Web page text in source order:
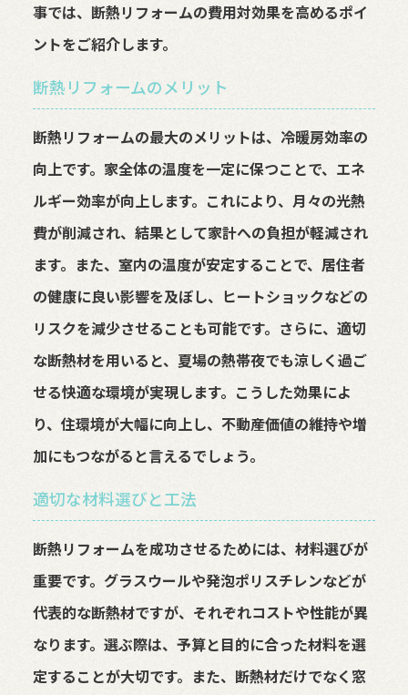
事では、断熱リフォームの費用対効果を高めるポイ
ントをご紹介します。
断熱リフォームのメリット
断熱リフォームの最大のメリットは、冷暖房効率の
向上です。家全体の温度を一定に保つことで、エネ
ルギー効率が向上します。これにより、月々の光熱
費が削減され、結果として家計への負担が軽減され
ます。また、室内の温度が安定することで、居住者
の健康に良い影響を及ぼし、ヒートショックなどの
リスクを減少させることも可能です。さらに、適切
な断熱材を用いると、夏場の熱帯夜でも涼しく過ご
せる快適な環境が実現します。こうした効果によ
り、住環境が大幅に向上し、不動産価値の維持や増
加にもつながると言えるでしょう。
適切な材料選びと工法
断熱リフォームを成功させるためには、材料選びが
重要です。グラスウールや発泡ポリスチレンなどが
代表的な断熱材ですが、それぞれコストや性能が異
なります。選ぶ際は、予算と目的に合った材料を選
定することが大切です。また、断熱材だけでなく窓